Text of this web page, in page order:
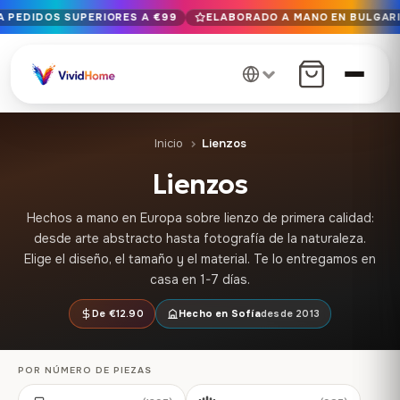
Entrega gratuita en la UE para pedidos superiores a €99
más de 12 años de artesanía · Sólo materiales de primera
PEDIDOS SUPERIORES A €99 ELABORADO A MANO EN
Inicio Lienzos
Lienzos
Hechos a mano en Europa sobre lienzo de primera calidad:
desde arte abstracto hasta fotografía de la naturaleza.
Elige el diseño, el tamaño y el material. Te lo entregamos en
casa en 1-7 días.
De €12.90 Hecho en Sofíadesde 2013
POR NÚMERO DE PIEZAS